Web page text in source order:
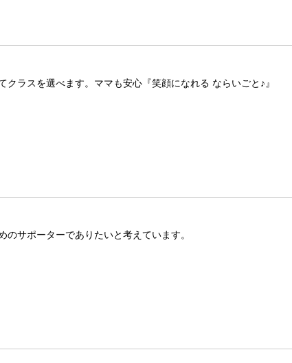
ラスを選べます。ママも安心『笑顔になれる ならいごと♪』
のサポーターでありたいと考えています。